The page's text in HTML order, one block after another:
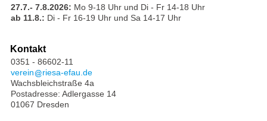
27.7.- 7.8.2026: Mo 9-18 Uhr und Di - Fr 14-18 Uhr
ab 11.8.: Di - Fr 16-19 Uhr und Sa 14-17 Uhr
Kontakt
0351 - 86602-11
verein
riesa-efau.de
Wachsbleichstraße 4a
Postadresse: Adlergasse 14
01067 Dresden